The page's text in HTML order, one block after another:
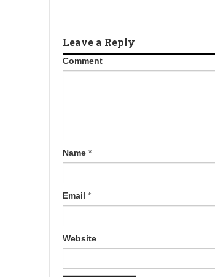
Leave a Reply
Comment
Name *
Email *
Website